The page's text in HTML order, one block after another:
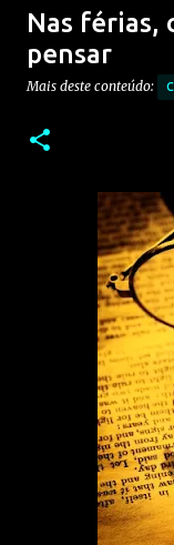
Postagem em
CONTEÚDO: PERÍODO
PROVAS DE HISTÓRIA
Nas férias,
pensar
Mais deste conteúdo: